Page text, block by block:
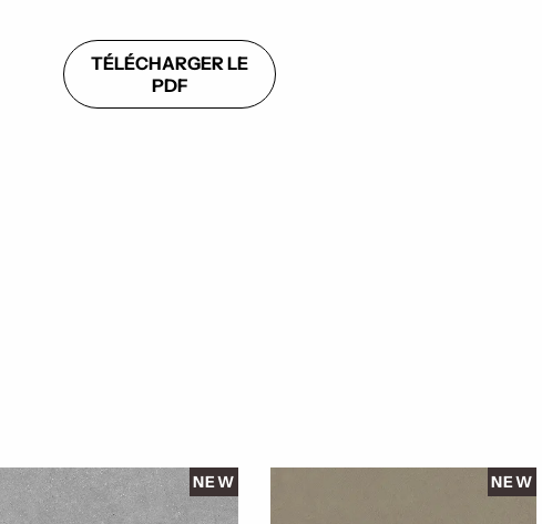
TÉLÉCHARGER LE
PDF
NEW NEW